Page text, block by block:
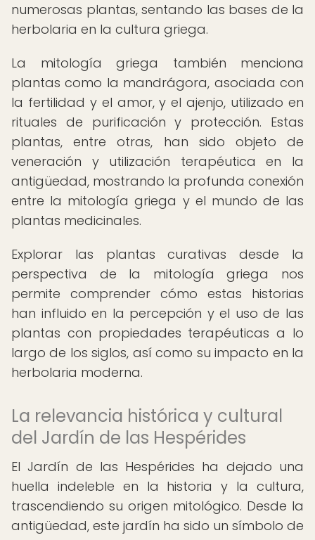
numerosas plantas, sentando las bases de la
herbolaria en la cultura griega.
La mitología griega también menciona
plantas como la mandrágora, asociada con
la fertilidad y el amor, y el ajenjo, utilizado en
rituales de purificación y protección. Estas
plantas, entre otras, han sido objeto de
veneración y utilización terapéutica en la
antigüedad, mostrando la profunda conexión
entre la mitología griega y el mundo de las
plantas medicinales.
Explorar las plantas curativas desde la
perspectiva de la mitología griega nos
permite comprender cómo estas historias
han influido en la percepción y el uso de las
plantas con propiedades terapéuticas a lo
largo de los siglos, así como su impacto en la
herbolaria moderna.
La relevancia histórica y cultural
del Jardín de las Hespérides
El Jardín de las Hespérides ha dejado una
huella indeleble en la historia y la cultura,
trascendiendo su origen mitológico. Desde la
antigüedad, este jardín ha sido un símbolo de